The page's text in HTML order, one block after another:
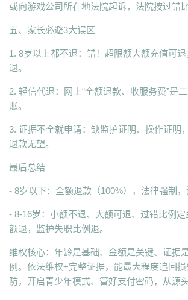
或向游戏公司所在地法院起诉，法院按过错比
五、家长必避3大误区
1. 8岁以上都不退：错！超限额大额充值可
退。
2. 轻信代退：网上“全额退款、收服务费”是
账。
3. 证据不全就申请：缺监护证明、操作证明
退款无望。
最后总结
- 8岁以下：全额退款（100%），法律强制，
- 8-16岁：小额不退、大额可退、过错比例
额退，监护失职比例退。
维权核心：年龄是基础、金额是关键、证据
例。依法维权+完整证据，能最大程度追回
防，开启青少年模式、管好支付密码，从源